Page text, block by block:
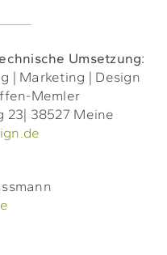
Umsetzung:
| Marketing | Design
Memler
23| 38527 Meine